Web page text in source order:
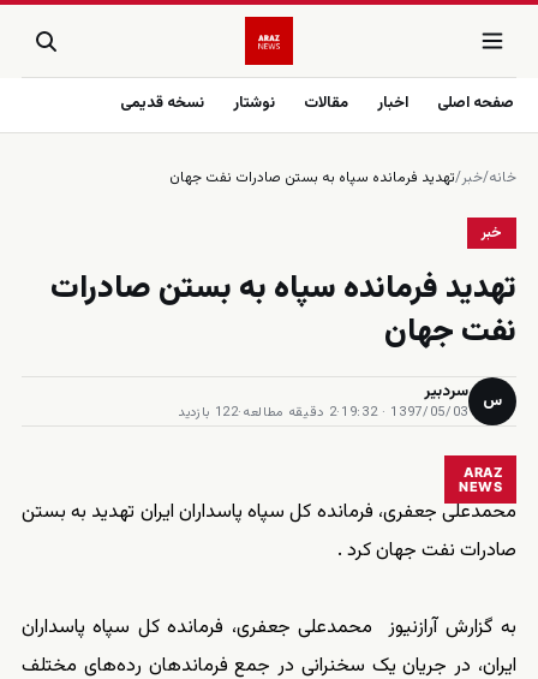
صفحه اصلی اخبار مقالات نوشتار نسخه قدیمی
خانه/خبر/تهدید فرمانده سپاه به بستن صادرات نفت جهان
خبر
تهدید فرمانده سپاه به بستن صادرات
نفت جهان
س سردبیر
1397/05/03 · 19:32
·2 دقیقه مطالعه ·122 بازدید
ARAZ
NEWS
محمدعلی جعفری، فرمانده کل سپاه پاسداران ایران تهدید به بستن
صادرات نفت جهان کرد .
به گزارش آرازنیوز محمدعلی جعفری، فرمانده کل سپاه پاسداران
ایران، در جریان یک سخنرانی در جمع فرماندهان رده‌های مختلف